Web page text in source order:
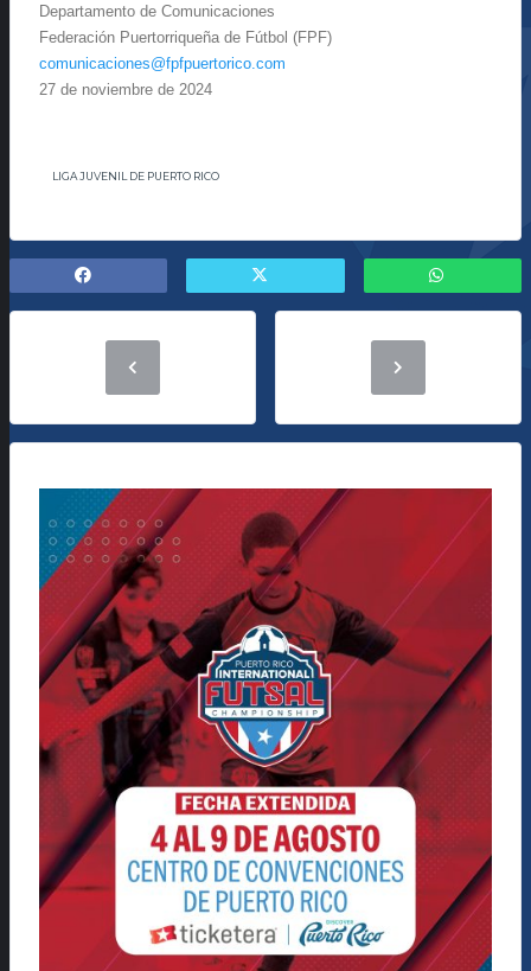
Departamento de Comunicaciones
Federación Puertorriqueña de Fútbol (FPF)
comunicaciones@fpfpuertorico. com
27 de noviembre de 2024
LIGA JUVENIL DE PUERTO RICO